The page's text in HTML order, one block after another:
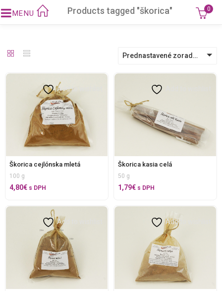
Products tagged "škorica" 0
Prednastavené zoradenie
Add to wishlist
Škorica cejlónska mletá
100 g
4,80€ s DPH
Škorica kasia celá
50 g
1,79€ s DPH
Add to wishlist Add to wishlist